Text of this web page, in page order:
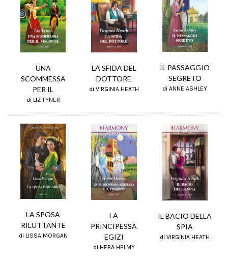
UNA
SCOMMESSA
PER IL
di LIZ TYNER
LA SFIDA DEL
DOTTORE
di VIRGINIA HEATH
IL PASSAGGIO
SEGRETO
di ANNE ASHLEY
LA SPOSA
RILUTTANTE
di LISSA MORGAN
LA
PRINCIPESSA
EGIZI
di HEBA HELMY
IL BACIO DELLA
SPIA
di VIRGINIA HEATH